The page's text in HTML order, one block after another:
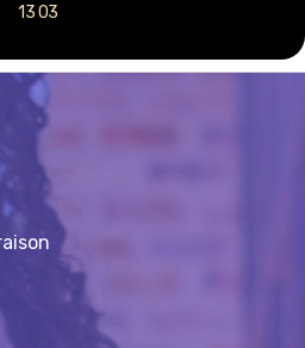
13 03